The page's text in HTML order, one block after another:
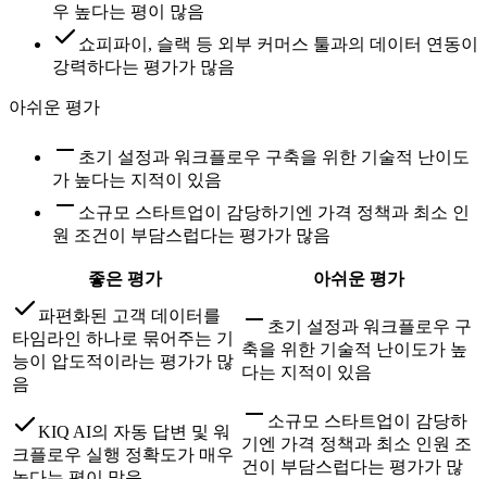
우 높다는 평이 많음
쇼피파이, 슬랙 등 외부 커머스 툴과의 데이터 연동이
강력하다는 평가가 많음
아쉬운 평가
초기 설정과 워크플로우 구축을 위한 기술적 난이도
가 높다는 지적이 있음
소규모 스타트업이 감당하기엔 가격 정책과 최소 인
원 조건이 부담스럽다는 평가가 많음
좋은 평가
아쉬운 평가
파편화된 고객 데이터를
타임라인 하나로 묶어주는 기
능이 압도적이라는 평가가 많
음
초기 설정과 워크플로우 구
축을 위한 기술적 난이도가 높
다는 지적이 있음
KIQ AI의 자동 답변 및 워
크플로우 실행 정확도가 매우
소규모 스타트업이 감당하
기엔 가격 정책과 최소 인원 조
건이 부담스럽다는 평가가 많